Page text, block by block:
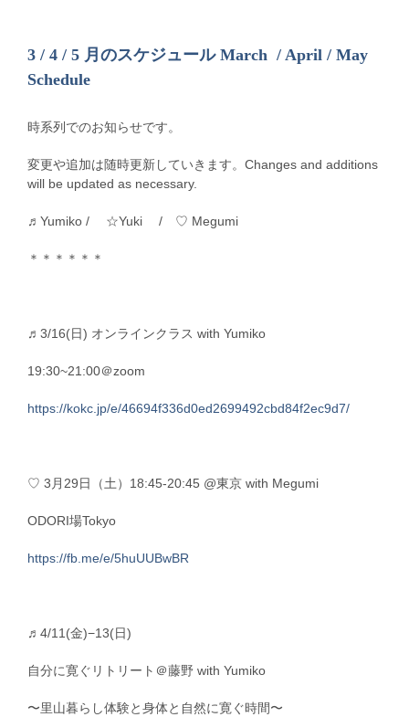
3 / 4 / 5 月のスケジュール March / April / May
Schedule
時系列でのお知らせです。
変更や追加は随時更新していきます。Changes and additions
will be updated as necessary.
♬Yumiko / ☆Yuki / ♡ Megumi
＊＊＊＊＊＊
♬3/16(日) オンラインクラス with Yumiko
19:30~21:00＠zoom
https://kokc.jp/e/46694f336d0ed2699492cbd84f2ec9d7/
♡ 3月29日（土）18:45-20:45 @東京 with Megumi
ODORI場Tokyo
https://fb.me/e/5huUUBwBR
♬4/11(金)−13(日)
自分に寛ぐリトリート＠藤野 with Yumiko
〜里山暮らし体験と身体と自然に寛ぐ時間〜